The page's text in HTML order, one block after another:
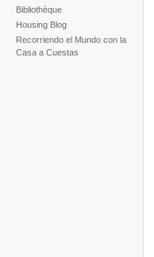
Bibliothèque
Housing Blog
Recorriendo el Mundo con la
Casa a Cuestas